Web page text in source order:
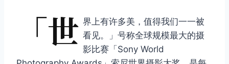
「世 界上有许多美，值得我们一一被
看见。」号称全球规模最大的摄
影比赛「Sony World